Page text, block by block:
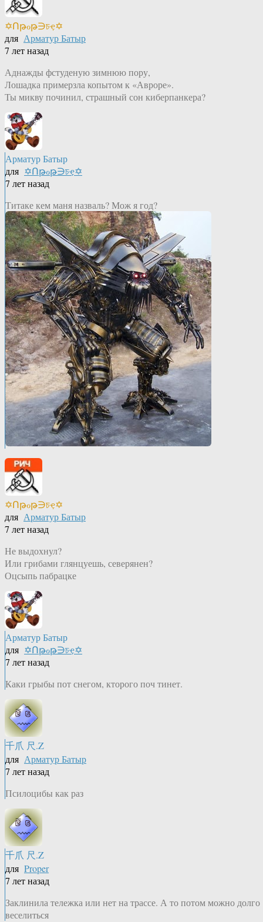
✡Ոթℴթ∋চҿ✡
для Арматур Батыр
7 лет назад
Аднажды фстуденую зимнюю пору,
Лошадка примерзла копытом к «Авроре».
Ты микву починил, страшный сон киберпанкера?
Арматур Батыр
для ✡Ոթℴթ∋চҿ✡
7 лет назад
Титаке кем маня назваль? Мож я год?
✡Ոթℴթ∋চҿ✡
для Арматур Батыр
7 лет назад
Не выдохнул?
Или грибами глянцуешь, северянен?
Оцсыпь пабрацке
Арматур Батыр
для ✡Ոթℴթ∋চҿ✡
7 лет назад
Каки грыбы пот снегом, кторого поч тинет.
千爪 尺.Z
для Арматур Батыр
7 лет назад
Псилоцибы как раз
千爪 尺.Z
для Proper
7 лет назад
Заклинила тележка или нет на трассе. А то потом можно долго
веселиться